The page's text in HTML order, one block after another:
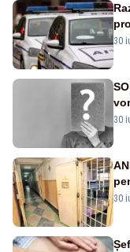
30
30
30